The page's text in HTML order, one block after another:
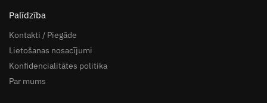
Palīdzība
Kontakti / Piegāde
Lietošanas nosacījumi
Konfidencialitātes politika
Par mums